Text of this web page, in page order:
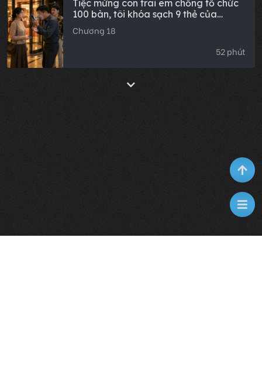
Tiệc mừng con trai em chồng tổ chức
100 bàn, tôi khóa sạch 9 thẻ của
chồng khiến anh ta cuống cuồng giục
trả tiền, tôi đáp: Đó có phải con ông
Chương 18
52 phút